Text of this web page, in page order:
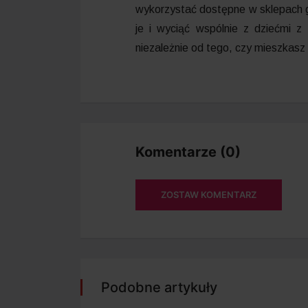
wykorzystać dostępne w sklepach
je i wyciąć wspólnie z dziećmi
niezależnie od tego, czy
Komentarze (0)
ZOSTAW KOMENTARZ
Podobne artykuły